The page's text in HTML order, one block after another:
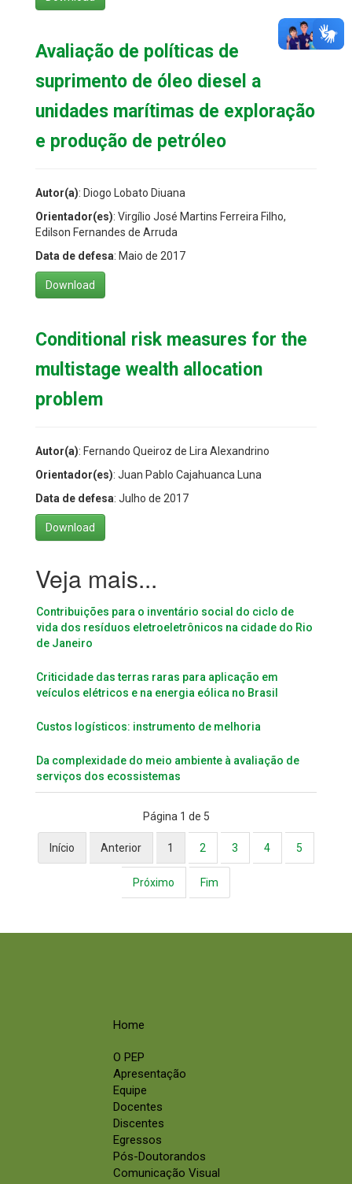
Avaliação de políticas de
suprimento de óleo diesel a
unidades marítimas de exploração
e produção de petróleo
Autor(a): Diogo Lobato Diuana
Orientador(es): Virgílio José Martins Ferreira Filho,
Edilson Fernandes de Arruda
Data de defesa: Maio de 2017
Download
Conditional risk measures for the
multistage wealth allocation
problem
Autor(a): Fernando Queiroz de Lira Alexandrino
Orientador(es): Juan Pablo Cajahuanca Luna
Data de defesa: Julho de 2017
Download
Contribuições para o inventário social do ciclo de
vida dos resíduos eletroeletrônicos na cidade do Rio
de Janeiro
Criticidade das terras raras para aplicação em
veículos elétricos e na energia eólica no Brasil
Custos logísticos: instrumento de melhoria
Da complexidade do meio ambiente à avaliação de
serviços dos ecossistemas
Página 1 de 5
Início Anterior 1 2 3 4 5
Próximo Fim
Home
O PEP
Apresentação
Equipe
Docentes
Discentes
Egressos
Pós-Doutorandos
Comunicação Visual